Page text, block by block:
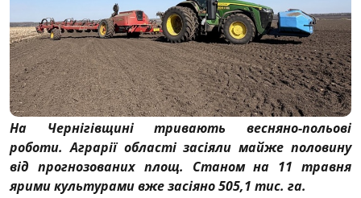
На Чернігівщині тривають весняно-польові
роботи. Аграрії області засіяли майже половину
від прогнозованих площ. Станом на 11 травня
ярими культурами вже засіяно 505,1 тис. га.